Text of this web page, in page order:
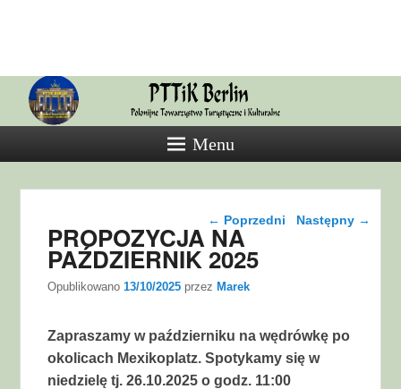
Polonijne Towarzystwo Turystyczne
i Kulturalne
Menu
Nawigacja wpisu
← Poprzedni Następny →
PROPOZYCJA NA
PAŹDZIERNIK 2025
Opublikowano13/10/2025 przezMarek
Zapraszamy w październiku na wędrówkę po
okolicach Mexikoplatz. Spotykamy się w
niedzielę tj. 26.10.2025 o godz. 11:00